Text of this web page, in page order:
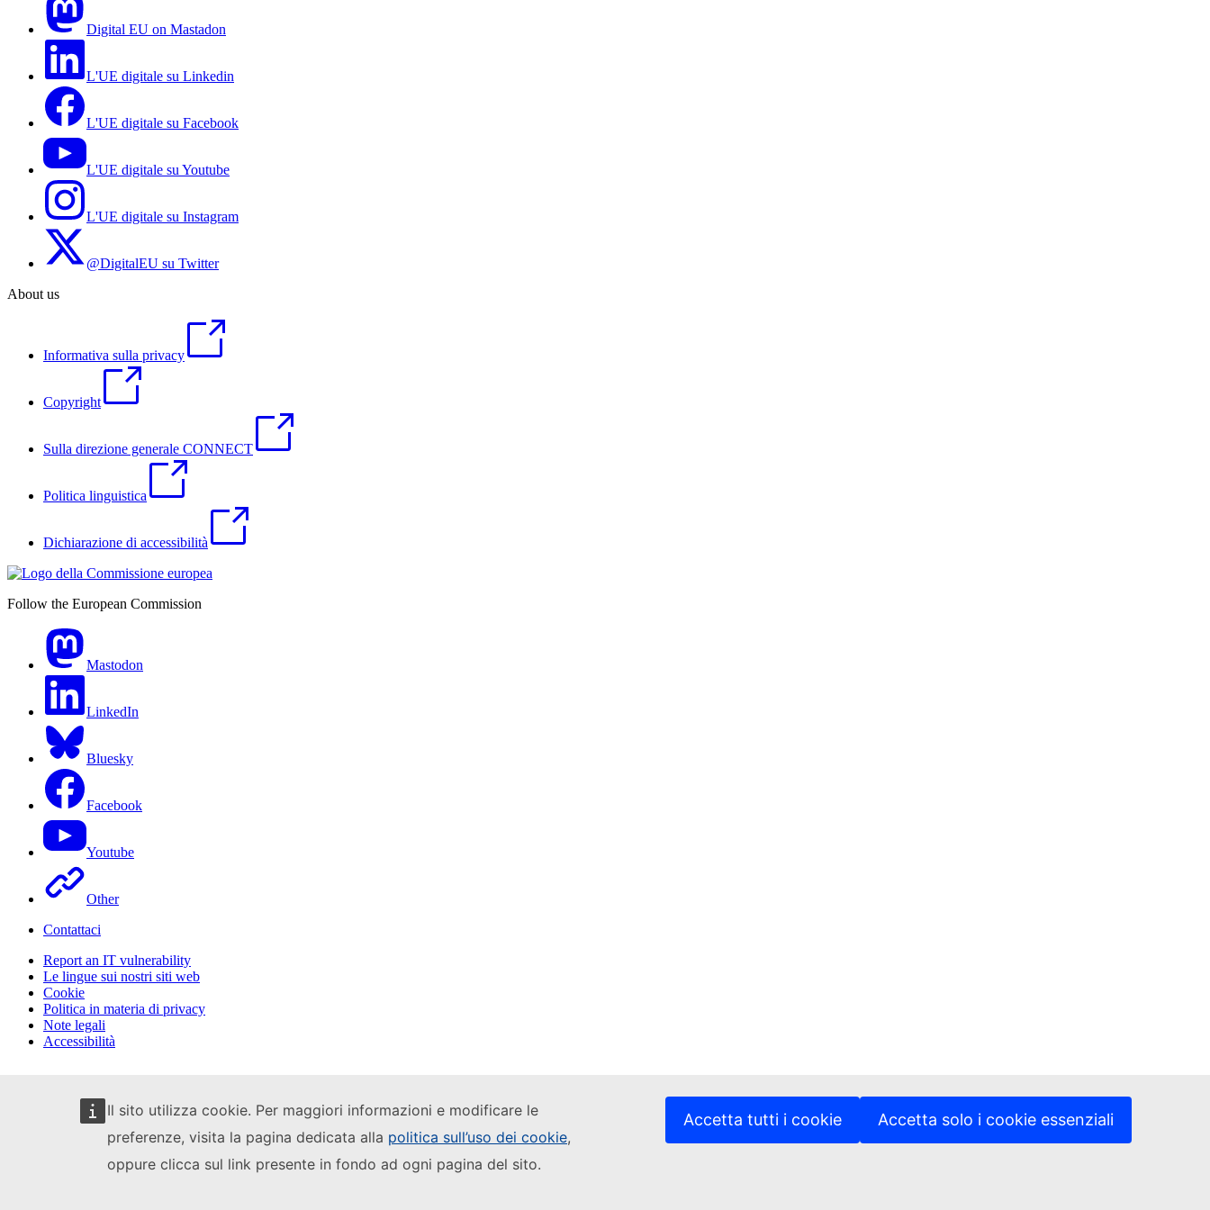
Il sito utilizza cookie. Per maggiori informazioni e modificare le
preferenze, visita la pagina dedicata alla politica sull’uso dei cookie,
oppure clicca sul link presente in fondo ad ogni pagina del sito.
Accetta tutti i cookie Accetta solo i cookie essenziali
Digital EU on Mastadon
L'UE digitale su Linkedin
L'UE digitale su Facebook
L'UE digitale su Youtube
L'UE digitale su Instagram
@DigitalEU su Twitter
About us
Informativa sulla privacy
Copyright
Sulla direzione generale CONNECT
Politica linguistica
Dichiarazione di accessibilità
Follow the European Commission
Mastodon
LinkedIn
Bluesky
Facebook
Youtube
Other
Contattaci
Report an IT vulnerability
Le lingue sui nostri siti web
Cookie
Politica in materia di privacy
Note legali
Accessibilità